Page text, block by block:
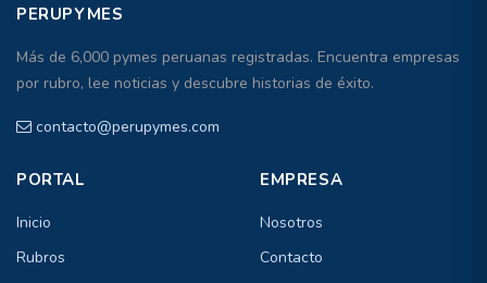
PERUPYMES
Más de 6,000 pymes peruanas registradas. Encuentra empresas
por rubro, lee noticias y descubre historias de éxito.
contacto@perupymes.com
PORTAL
Inicio
Rubros
EMPRESA
Nosotros
Contacto